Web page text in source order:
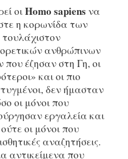
οιHomo sapiens να
η κορωνίδα των
ανθρώπινων
που έζησαν στη Γη, οι
και οι πιο
δεν ήμασταν
οι μόνοι που
εργαλεία και
οι μόνοι που
αναζητήσεις.
αντικείμενα που